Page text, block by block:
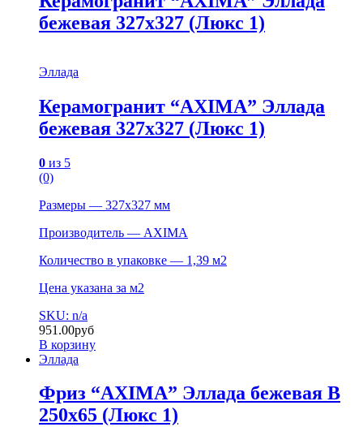
бежевая 327х327 (Люкс 1)
Эллада
Керамогранит “AXIMA” Эллада
бежевая 327х327 (Люкс 1)
0 из 5
(0)
Размеры — 327х327 мм
Производитель — AXIMA
Количество в упаковке — 1,39 м2
Цена указана за м2
SKU: n/a
951.00руб
В корзину
Эллада
Фриз “AXIMA” Эллада бежевая B
250х65 (Люкс 1)